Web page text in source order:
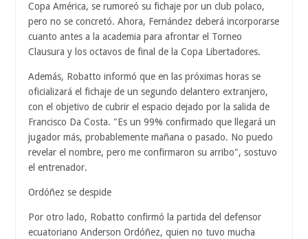
Copa América, se rumoreó su fichaje por un club polaco,
pero no se concretó. Ahora, Fernández deberá incorporarse
cuanto antes a la academia para afrontar el Torneo
Clausura y los octavos de final de la Copa Libertadores.
Además, Robatto informó que en las próximas horas se
oficializará el fichaje de un segundo delantero extranjero,
con el objetivo de cubrir el espacio dejado por la salida de
Francisco Da Costa. "Es un 99% confirmado que llegará un
jugador más, probablemente mañana o pasado. No puedo
revelar el nombre, pero me confirmaron su arribo", sostuvo
el entrenador.
Ordóñez se despide
Por otro lado, Robatto confirmó la partida del defensor
ecuatoriano Anderson Ordóñez, quien no tuvo mucha